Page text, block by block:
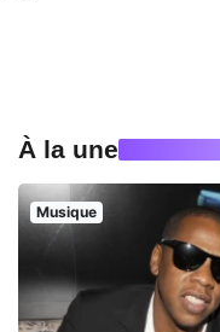
À la une
Musique